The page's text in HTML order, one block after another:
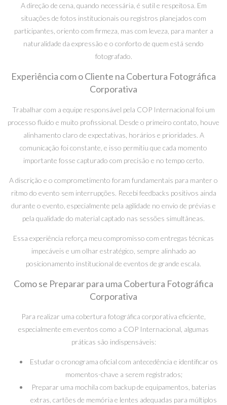
A direção de cena, quando necessária, é sutil e respeitosa. Em
situações de fotos institucionais ou registros planejados com
participantes, oriento com firmeza, mas com leveza, para manter a
naturalidade da expressão e o conforto de quem está sendo
fotografado.
Experiência com o Cliente na Cobertura Fotográfica
Corporativa
Trabalhar com a equipe responsável pela COP Internacional foi um
processo fluido e muito profissional. Desde o primeiro contato, houve
alinhamento claro de expectativas, horários e prioridades. A
comunicação foi constante, e isso permitiu que cada momento
importante fosse capturado com precisão e no tempo certo.
A discrição e o comprometimento foram fundamentais para manter o
ritmo do evento sem interrupções. Recebi feedbacks positivos ainda
durante o evento, especialmente pela agilidade no envio de prévias e
pela qualidade do material captado nas sessões simultâneas.
Essa experiência reforça meu compromisso com entregas técnicas
impecáveis e um olhar estratégico, sempre alinhado ao
posicionamento institucional de eventos de grande escala.
Como se Preparar para uma Cobertura Fotográfica
Corporativa
Para realizar uma cobertura fotográfica corporativa eficiente,
especialmente em eventos como a COP Internacional, algumas
práticas são indispensáveis:
Estudar o cronograma oficial com antecedência e identificar os
momentos-chave a serem registrados;
Preparar uma mochila com backup de equipamentos, baterias
extras, cartões de memória e lentes adequadas para múltiplos